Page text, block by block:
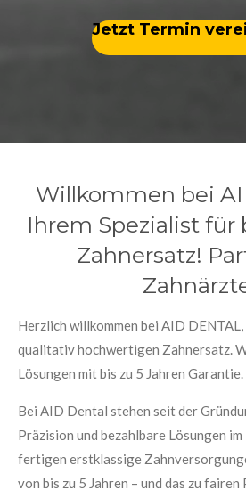
Jetzt Termin
Willkommen bei
Ihrem Spezialist für
Zahnersatz!
Herzlich willkommen bei AID
qualitativ hochwertigen Zahnersatz.
Lösungen mit bis zu 5 Jahren Garantie.
Bei AID Dental stehen seit der
Präzision und bezahlbare Lösungen
fertigen erstklassige
von bis zu 5 Jahren – und das zu